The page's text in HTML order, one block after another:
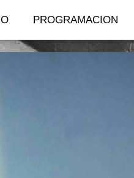
PROGRAMACION